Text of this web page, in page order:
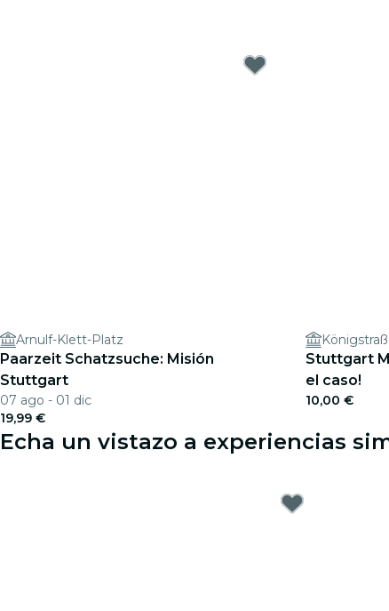
Arnulf-Klett-Platz
Paarzeit Schatzsuche: Misión
Stuttgart
07 ago - 01 dic
19,99 €
Stuttgart
el caso!
10,00 €
Echa un vistazo a experiencias